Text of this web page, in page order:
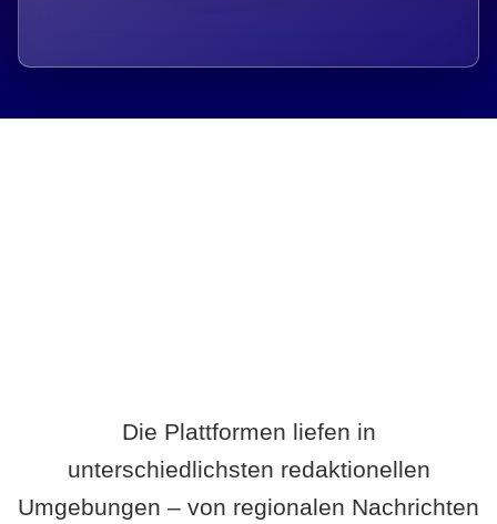
Die Plattformen liefen in
unterschiedlichsten redaktionellen
Umgebungen – von regionalen Nachrichten